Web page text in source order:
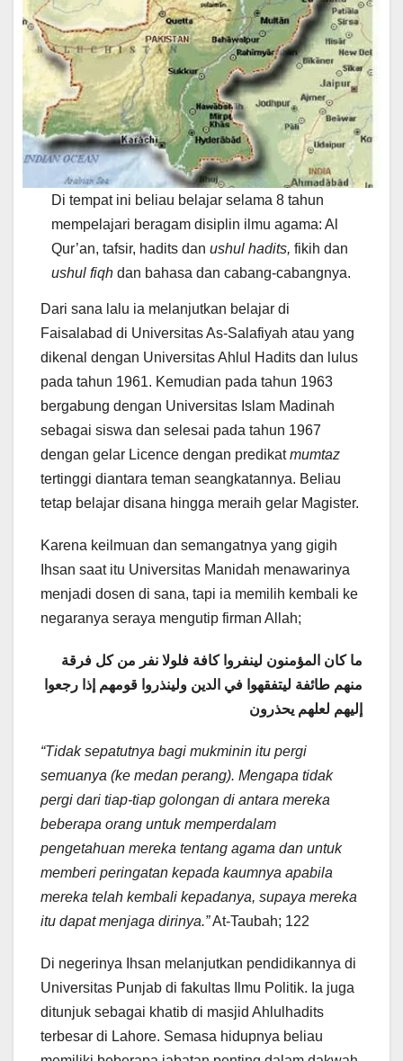
Di tempat ini beliau belajar selama 8 tahun
mempelajari beragam disiplin ilmu agama: Al
Qur’an, tafsir, hadits dan ushul hadits, fikih dan
ushul fiqh dan bahasa dan cabang-cabangnya.
Dari sana lalu ia melanjutkan belajar di
Faisalabad di Universitas As-Salafiyah atau yang
dikenal dengan Universitas Ahlul Hadits dan lulus
pada tahun 1961. Kemudian pada tahun 1963
bergabung dengan Universitas Islam Madinah
sebagai siswa dan selesai pada tahun 1967
dengan gelar Licence dengan predikatmumtaz
tertinggi diantara teman seangkatannya. Beliau
tetap belajar disana hingga meraih gelar Magister.
Karena keilmuan dan semangatnya yang gigih
Ihsan saat itu Universitas Manidah menawarinya
menjadi dosen di sana, tapi ia memilih kembali ke
negaranya seraya mengutip firman Allah;
ما كان المؤمنون لينفروا كافة فلولا نفر من كل فرقة
منهم طائفة ليتفقهوا في الدين ولينذروا قومهم إذا رجعوا
إليهم لعلهم يحذرون
“Tidak sepatutnya bagi mukminin itu pergi
semuanya (ke medan perang). Mengapa tidak
pergi dari tiap-tiap golongan di antara mereka
beberapa orang untuk memperdalam
pengetahuan mereka tentang agama dan untuk
memberi peringatan kepada kaumnya apabila
mereka telah kembali kepadanya, supaya mereka
itu dapat menjaga dirinya.”At-Taubah; 122
Di negerinya Ihsan melanjutkan pendidikannya di
Universitas Punjab di fakultas Ilmu Politik. Ia juga
ditunjuk sebagai khatib di masjid Ahlulhadits
terbesar di Lahore. Semasa hidupnya beliau